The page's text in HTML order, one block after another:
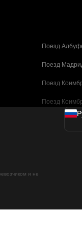
Поезд
Поезд
Поезд
Поезд
Поезд
Поезд
Поезд
Поезд
и не